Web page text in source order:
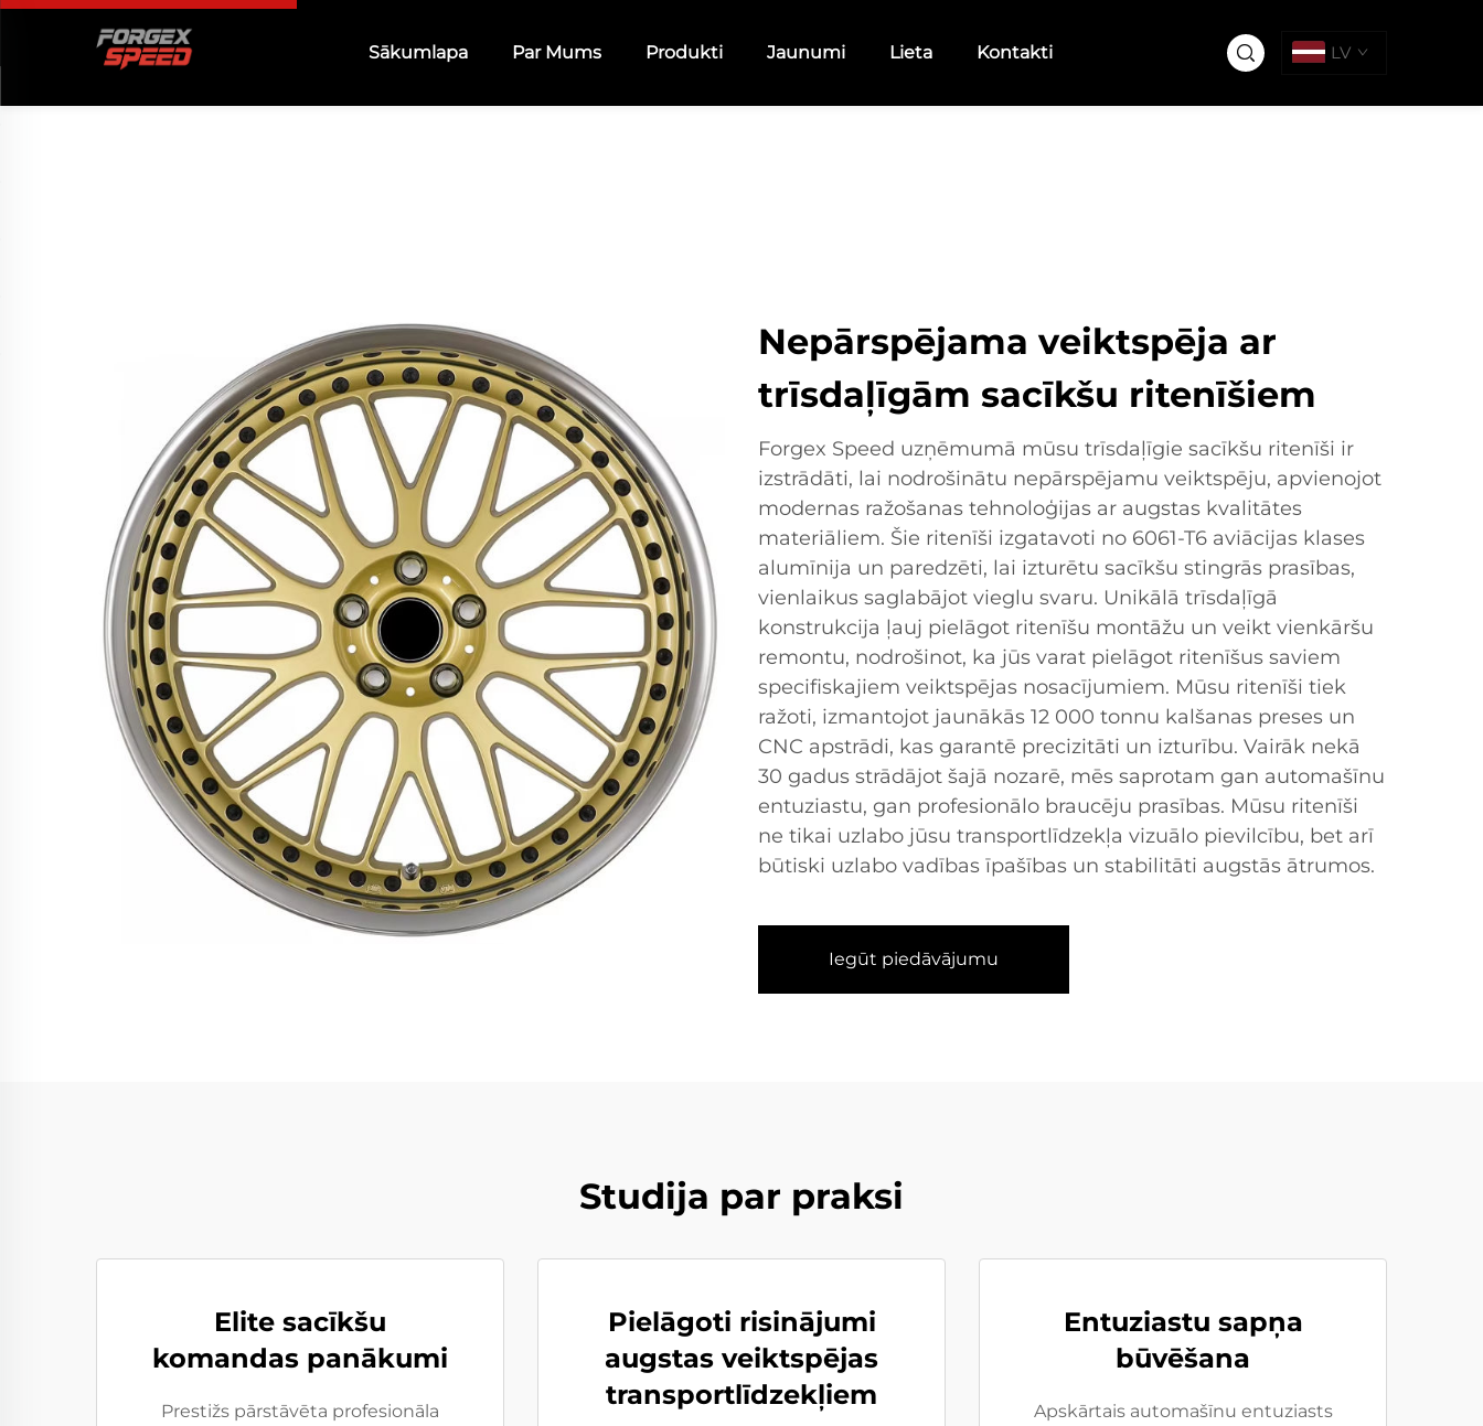
Sākumlapa Par Mums Produkti Jaunumi Lieta Kontakti LV
Nepārspējama veiktspēja ar
trīsdaļīgām sacīkšu ritenīšiem
Forgex Speed uzņēmumā mūsu trīsdaļīgie sacīkšu ritenīši ir
izstrādāti, lai nodrošinātu nepārspējamu veiktspēju, apvienojot
modernas ražošanas tehnoloģijas ar augstas kvalitātes
materiāliem. Šie ritenīši izgatavoti no 6061-T6 aviācijas klases
alumīnija un paredzēti, lai izturētu sacīkšu stingrās prasības,
vienlaikus saglabājot vieglu svaru. Unikālā trīsdaļīgā
konstrukcija ļauj pielāgot ritenīšu montāžu un veikt vienkāršu
remontu, nodrošinot, ka jūs varat pielāgot ritenīšus saviem
specifiskajiem veiktspējas nosacījumiem. Mūsu ritenīši tiek
ražoti, izmantojot jaunākās 12 000 tonnu kalšanas preses un
CNC apstrādi, kas garantē precizitāti un izturību. Vairāk nekā
30 gadus strādājot šajā nozarē, mēs saprotam gan automašīnu
entuziastu, gan profesionālo braucēju prasības. Mūsu ritenīši
ne tikai uzlabo jūsu transportlīdzekļa vizuālo pievilcību, bet arī
būtiski uzlabo vadības īpašības un stabilitāti augstās ātrumos.
Iegūt piedāvājumu
Studija par praksi
Elite sacīkšu
komandas panākumi
Prestižs pārstāvēta profesionāla
Pielāgoti risinājumi
augstas veiktspējas
transportlīdzekļiem
Entuziastu sapņa
būvēšana
Apskārtais automašīnu entuziasts